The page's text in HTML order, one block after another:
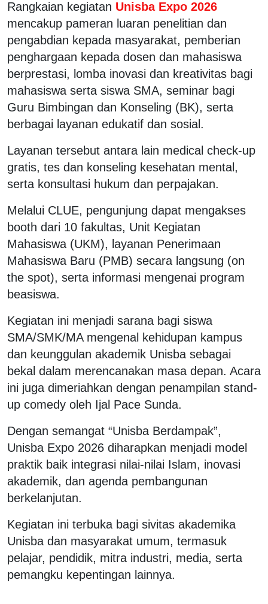
Rangkaian kegiatan Unisba Expo 2026
mencakup pameran luaran penelitian dan
pengabdian kepada masyarakat, pemberian
penghargaan kepada dosen dan mahasiswa
berprestasi, lomba inovasi dan kreativitas bagi
mahasiswa serta siswa SMA, seminar bagi
Guru Bimbingan dan Konseling (BK), serta
berbagai layanan edukatif dan sosial.
Layanan tersebut antara lain medical check-up
gratis, tes dan konseling kesehatan mental,
serta konsultasi hukum dan perpajakan.
Melalui CLUE, pengunjung dapat mengakses
booth dari 10 fakultas, Unit Kegiatan
Mahasiswa (UKM), layanan Penerimaan
Mahasiswa Baru (PMB) secara langsung (on
the spot), serta informasi mengenai program
beasiswa.
Kegiatan ini menjadi sarana bagi siswa
SMA/SMK/MA mengenal kehidupan kampus
dan keunggulan akademik Unisba sebagai
bekal dalam merencanakan masa depan. Acara
ini juga dimeriahkan dengan penampilan stand-
up comedy oleh Ijal Pace Sunda.
Dengan semangat “Unisba Berdampak”,
Unisba Expo 2026 diharapkan menjadi model
praktik baik integrasi nilai-nilai Islam, inovasi
akademik, dan agenda pembangunan
berkelanjutan.
Kegiatan ini terbuka bagi sivitas akademika
Unisba dan masyarakat umum, termasuk
pelajar, pendidik, mitra industri, media, serta
pemangku kepentingan lainnya.